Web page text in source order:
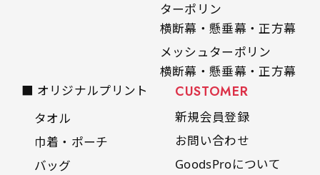
ターポリン
横断幕・懸垂幕・正方幕
メッシュターポリン
横断幕・懸垂幕・正方幕
■ オリジナルプリント
タオル
巾着・ポーチ
バッグ
CUSTOMER
新規会員登録
お問い合わせ
GoodsProについて